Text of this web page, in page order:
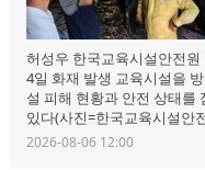
허성우 한국교육시설안전
4일 화재 발생 교육시설을
설 피해 현황과 안전 상태를
있다(사진=한국교육시설안
2026-08-06 12:00